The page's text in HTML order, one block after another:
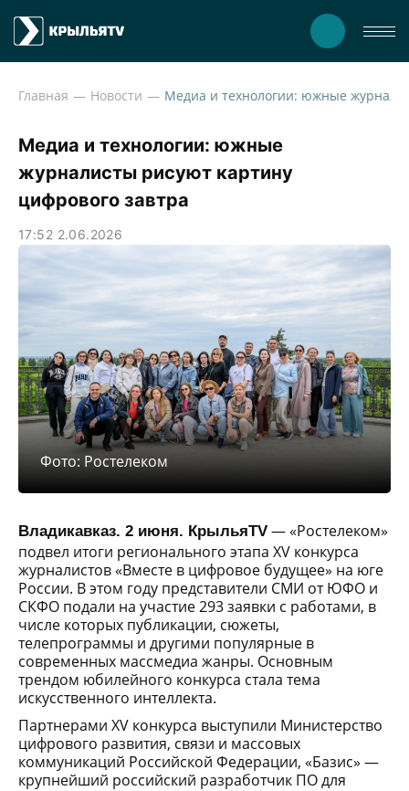
Главная Новости
Медиа и технологии: южные
журналисты рисуют картину
цифрового завтра
17:52 2.06.2026
Фото: Ростелеком
Владикавказ. 2 июня. КрыльяTV — «Ростелеком»
подвел итоги регионального этапа XV конкурса
журналистов «Вместе в цифровое будущее» на юге
России. В этом году представители СМИ от ЮФО и
СКФО подали на участие 293 заявки с работами, в
числе которых публикации, сюжеты,
телепрограммы и другими популярные в
современных массмедиа жанры. Основным
трендом юбилейного конкурса стала тема
искусственного интеллекта.
Партнерами XV конкурса выступили Министерство
цифрового развития, связи и массовых
коммуникаций Российской Федерации, «Базис» —
крупнейший российский разработчик ПО для